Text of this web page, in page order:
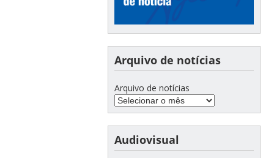
Arquivo de notícias
Arquivo de notícias
Audiovisual